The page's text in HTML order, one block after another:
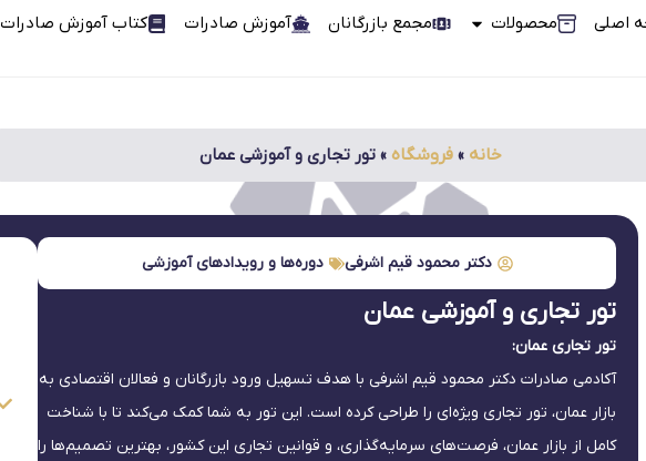
اصلی محصولات مجمع بازرگانان آموزش صادرات کتاب آموزش صادرات
خانه »فروشگاه »تور تجاری و آموزشی عمان
دکتر محمود قیم اشرفی دوره‌ها و رویدادهای آموزشی
تور تجاری و آموزشی عمان
تور تجاری عمان:
آکادمی صادرات دکتر محمود قیم اشرفی با هدف تسهیل ورود بازرگانان و فعالان اقتصادی به
بازار عمان، تور تجاری ویژه‌ای را طراحی کرده است. این تور به شما کمک می‌کند تا با شناخت
کامل از بازار عمان، فرصت‌های سرمایه‌گذاری، و قوانین تجاری این کشور، بهترین تصمیم‌ها را